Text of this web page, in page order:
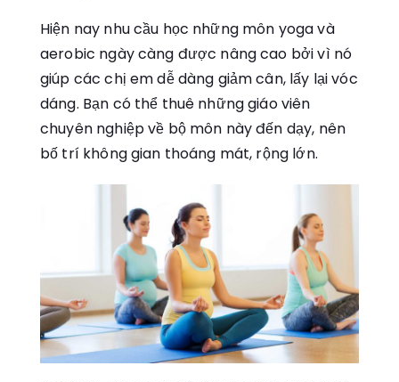
Hiện nay nhu cầu học những môn yoga và
aerobic ngày càng được nâng cao bởi vì nó
giúp các chị em dễ dàng giảm cân, lấy lại vóc
dáng. Bạn có thể thuê những giáo viên
chuyên nghiệp về bộ môn này đến dạy, nên
bố trí không gian thoáng mát, rộng lớn.